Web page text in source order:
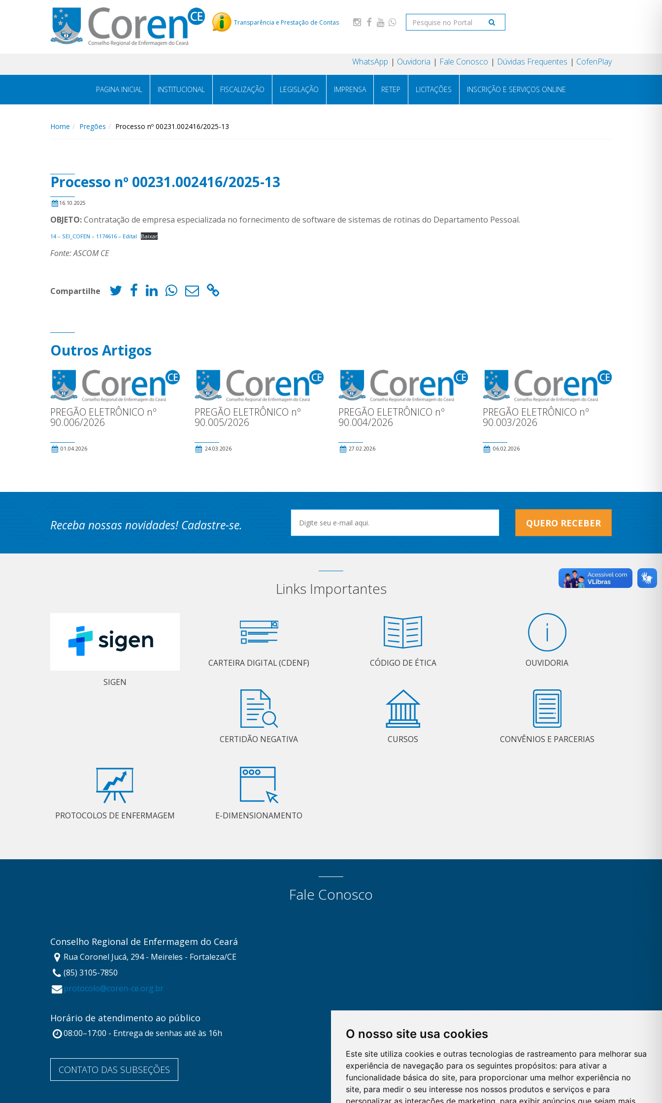
O nosso site usa cookies
Este site utiliza cookies e outras tecnologias de rastreamento para melhorar sua
experiência de navegação para os seguintes propósitos: para ativar a
funcionalidade básica do site, para proporcionar uma melhor experiência no
site, para medir o seu interesse nos nossos produtos e serviços e para
personalizar as interações de marketing para exibir anúncios que sejam mais
Transparência e Prestação de Contas
WhatsApp Ouvidoria Fale Conosco Dúvidas Frequentes CofenPlay
PAGINA INICIAL INSTITUCIONAL FISCALIZAÇÃO LEGISLAÇÃO IMPRENSA RETEP LICITAÇÕES INSCRIÇÃO E SERVIÇOS ONLINE
Home Pregões Processo nº 00231.002416/2025-13
Processo nº 00231.002416/2025-13
16.10.2025
OBJETO:Contratação de empresa especializada no fornecimento de software de sistemas de rotinas do Departamento Pessoal.
14 – SEI_COFEN – 1174616 – Edital Baixar
Fonte: ASCOM CE
Compartilhe
Outros Artigos
PREGÃO ELETRÔNICO nº
90.006/2026
01.04.2026
PREGÃO ELETRÔNICO nº
90.005/2026
24.03.2026
PREGÃO ELETRÔNICO nº
90.004/2026
27.02.2026
PREGÃO ELETRÔNICO nº
90.003/2026
06.02.2026
Receba nossas novidades! Cadastre-se. QUERO RECEBER
Links Importantes
SIGEN
CARTEIRA DIGITAL (CDENF) CÓDIGO DE ÉTICA OUVIDORIA
CERTIDÃO NEGATIVA CURSOS CONVÊNIOS E PARCERIAS
PROTOCOLOS DE ENFERMAGEM E-DIMENSIONAMENTO
Fale Conosco
Conselho Regional de Enfermagem do Ceará
Rua Coronel Jucá, 294 - Meireles - Fortaleza/CE
(85) 3105-7850
protocolo@coren-ce.org.br
Horário de atendimento ao público
08:00–17:00 - Entrega de senhas até às 16h
CONTATO DAS SUBSEÇÕES